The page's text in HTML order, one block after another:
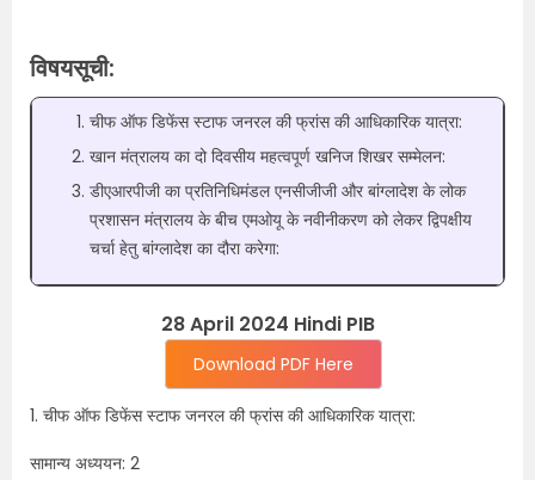
विषयसूची:
चीफ ऑफ डिफेंस स्टाफ जनरल की फ्रांस की आधिकारिक यात्रा:
खान मंत्रालय का दो दिवसीय महत्वपूर्ण खनिज शिखर सम्मेलन:
डीएआरपीजी का प्रतिनिधिमंडल एनसीजीजी और बांग्लादेश के लोक
प्रशासन मंत्रालय के बीच एमओयू के नवीनीकरण को लेकर द्विपक्षीय
चर्चा हेतु बांग्लादेश का दौरा करेगा:
28 April 2024 Hindi PIB
Download PDF Here
1. चीफ ऑफ डिफेंस स्टाफ जनरल की फ्रांस की आधिकारिक यात्रा:
सामान्य अध्ययन: 2